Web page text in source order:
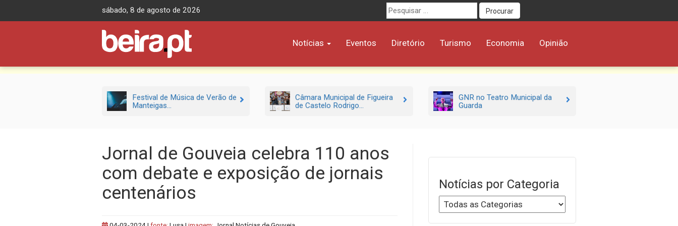
sábado, 8 de agosto de 2026
Procurar
por:
Procurar
Notícias Eventos Diretório Turismo Economia Opinião
Festival de Música de Verão de
Manteigas...
Câmara Municipal de Figueira
de Castelo Rodrigo...
GNR no Teatro Municipal da
Guarda
Jornal de Gouveia celebra 110 anos
com debate e exposição de jornais
centenários
Notícias por Categoria